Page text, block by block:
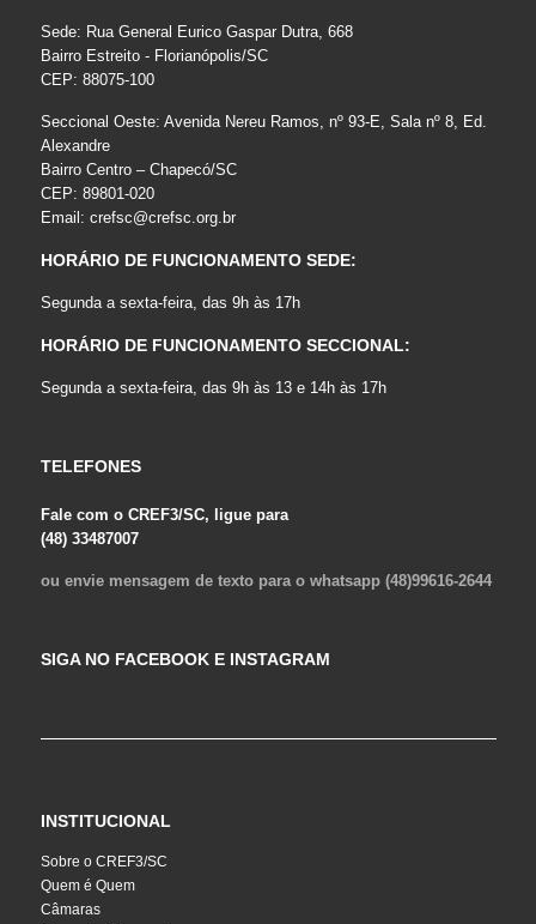
Sede: Rua General Eurico Gaspar Dutra, 668
Bairro Estreito - Florianópolis/SC
CEP: 88075-100
Seccional Oeste: Avenida Nereu Ramos, nº 93-E, Sala nº 8, Ed.
Alexandre
Bairro Centro – Chapecó/SC
CEP: 89801-020
Email: crefsc@crefsc.org.br
HORÁRIO DE FUNCIONAMENTO SEDE:
Segunda a sexta-feira, das 9h às 17h
HORÁRIO DE FUNCIONAMENTO SECCIONAL:
Segunda a sexta-feira, das 9h às 13 e 14h às 17h
TELEFONES
Fale com o CREF3/SC, ligue para
(48) 33487007
ou envie mensagem de texto para o whatsapp (48)99616-2644
SIGA NO FACEBOOK E INSTAGRAM
INSTITUCIONAL
Sobre o CREF3/SC
Quem é Quem
Câmaras